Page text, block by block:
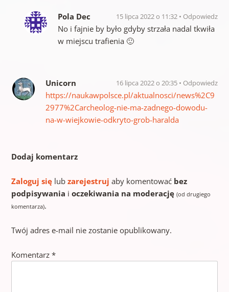
Pola Dec 15 lipca 2022 o 11:32 Odpowiedz
No i fajnie by było gdyby strzała nadal tkwiła
w miejscu trafienia 🙂
Unicorn 16 lipca 2022 o 20:35 Odpowiedz
https://naukawpolsce.pl/aktualnosci/news%2C9
2977%2Carcheolog-nie-ma-zadnego-dowodu-
na-w-wiejkowie-odkryto-grob-haralda
Dodaj komentarz
Zaloguj sięlub zarejestruj aby komentować bez
podpisywania i oczekiwania na moderację (od drugiego
komentarza).
Twój adres e-mail nie zostanie opublikowany.
Komentarz *